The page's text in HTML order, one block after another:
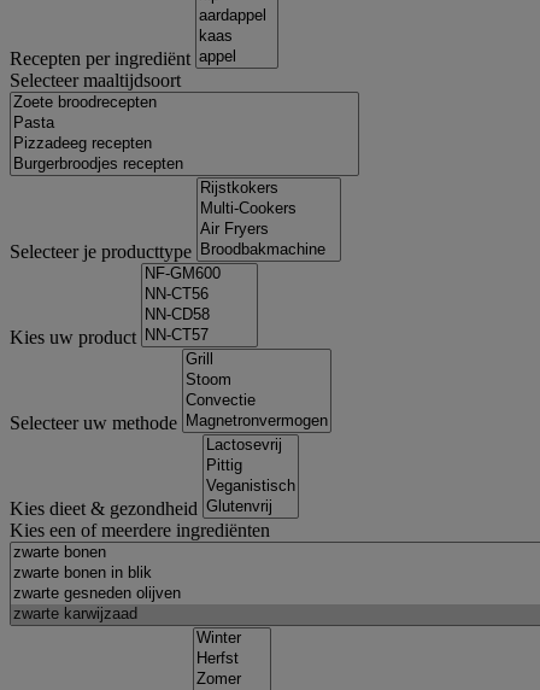
Recepten per ingrediënt
Selecteer maaltijdsoort
Selecteer je producttype
Kies uw product
Selecteer uw methode
Kies dieet & gezondheid
Kies een of meerdere ingrediënten